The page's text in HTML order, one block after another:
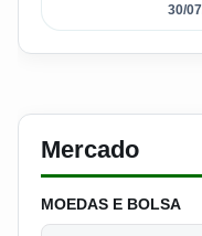
30/
Mercado
MOEDAS E BOLSA